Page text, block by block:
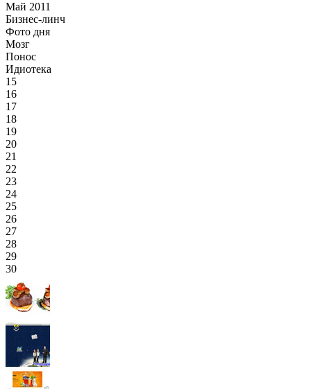
Май 2011
Бизнес-линч
Фото дня
Мозг
Понос
Идиотека
15
16
17
18
19
20
21
22
23
24
25
26
27
28
29
30